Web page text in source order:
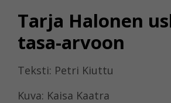
Tarja Halonen
tasa-arvoon
Teksti: Petri Kiuttu
Kuva: Kaisa Kaatra